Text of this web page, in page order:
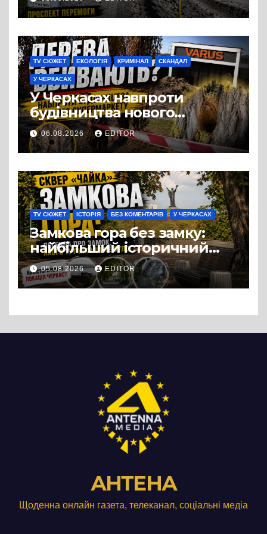
Черкас
TV СЮЖЕТ ЕКОЛОГІЯ КРИМІНАЛ СКАНДАЛ
У ЧЕРКАСАХ
У Черкасах навпроти
будівництва нового
супермаркету VARUS на
проспекті Перемоги всохли
дерева. І це навряд чи
можна назвати
випадковістю
06.08.2026 EDITOR
TV СЮЖЕТ ІСТОРІЯ БЕЗ КОМЕНТАРІВ У ЧЕРКАСАХ
Замкова гора без замку:
найбільший історичний
міф Черкас
05.08.2026 EDITOR
АНТЕНА
Щоденна онлайн газета, телеканал, соціальні медіа